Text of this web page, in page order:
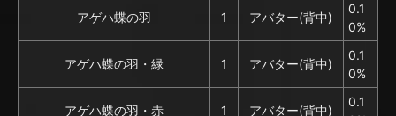
アゲハ蝶の羽 1 アバター(背中)
0.1
0%
アゲハ蝶の羽・緑 1 アバター(背中)
0.1
0%
アゲハ蝶の羽・赤 1 アバター(背中)
0.1